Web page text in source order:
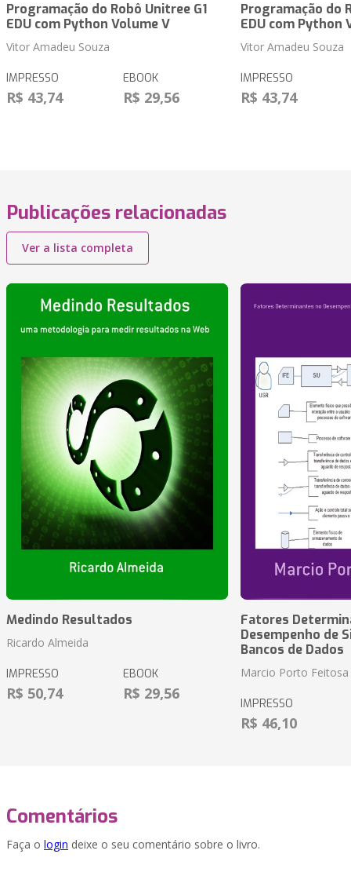
Programação do Robô Unitree G1
EDU com Python Volume V
Vitor Amadeu Souza
IMPRESSO
R$ 43,74
EBOOK
R$ 29,56
Programação do
EDU com Python
Vitor Amadeu Souza
IMPRESSO
R$ 43,74
Publicações relacionadas
Ver a lista completa
Medindo Resultados
Ricardo Almeida
IMPRESSO
R$ 50,74
EBOOK
R$ 29,56
Fatores
Desempenho de
Bancos de Dados
Marcio Porto Feitosa
IMPRESSO
R$ 46,10
Comentários
Faça o login deixe o seu comentário sobre o livro.